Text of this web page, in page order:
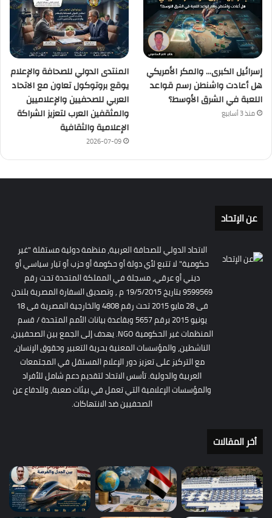
إسرائيل الكبرى… والمكر الأمريكي
هل أعادت واشنطن رسم قواعد
اللعبة في الشرق الأوسط؟
منذ 3 أسابيع
المنتدى الدولي للصحافة والإعلام
يوقع بروتوكول تعاون مع الاتحاد
العربي للصحفيين والإعلاميين
والمثقفين العرب لتعزيز الشراكة
الإعلامية والثقافية
2026-07-09
عن الإتحاد
الاتحاد الدولي للصحافة العربية، منظمة دولية مستقلة "غير
حكومية" لا تتبع لأي دولة أو حكومة أو حزب أو تيار سياسي أو
ديني أو عرقي، مسجلة في المملكة المتحدة تحت رقم
9599569 بتاريخ 19/5/2015 م , وتصديق السفارة المصرية بلندن
فى 28 مايو 2015 تحت رقم 4808 والخارجية المصرية فى 18
يونيو 2015 برقم 5657 وبقاعدة بيانات الأمم المتحدة / قسم
المنظمات غير الحكومية NGO. يهدف إلى الجمع بين الصحفيين،
الناشطين، والمؤسسات المعنية بحرية التعبير وحقوق الإنسان،
مع التركيز على تعزيز دور الإعلام المستقل في المجتمعات
العربية والدولية. تأسس الاتحاد لتقديم دعم شامل للأفراد
والمؤسسات الإعلامية التي تعمل في بيئات صعبة، وللدفاع عن
الصحفيين ضد الانتهاكات.
أخر المقالات